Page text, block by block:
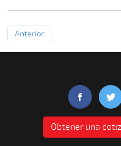
Anterior
Obtener una